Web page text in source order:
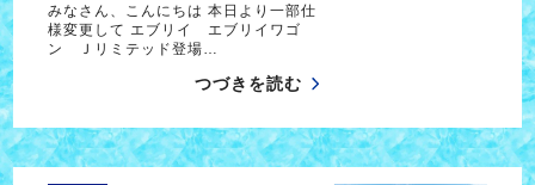
みなさん、こんにちは 本日より一部仕
様変更して エブリイ エブリイワゴ
ン Ｊリミテッド登場…
つづきを読む